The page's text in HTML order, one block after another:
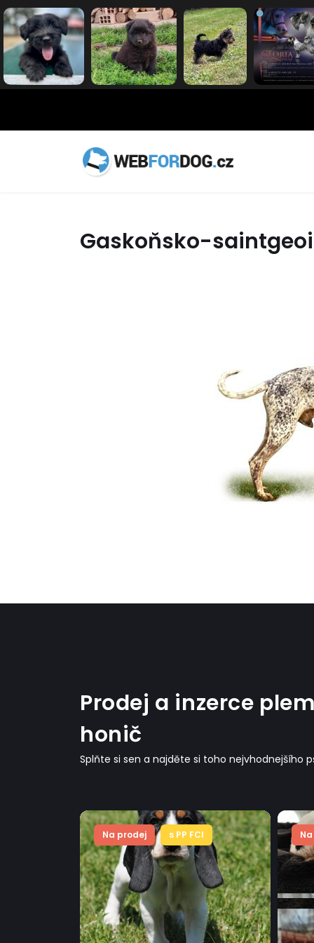
Gaskoňsko-
Prodej a inzerce
honič
Splňte si sen a najděte si toho nejvhodnejšího
Na prodej s PP FCI